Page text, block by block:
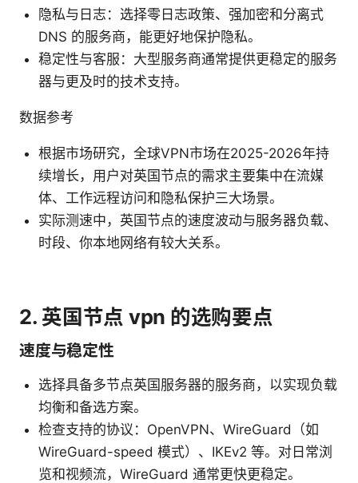
隐私与日志：选择零日志政策、强加密和分离式
DNS 的服务商，能更好地保护隐私。
稳定性与客服：大型服务商通常提供更稳定的服务
器与更及时的技术支持。
数据参考
根据市场研究，全球VPN市场在2025-2026年持
续增长，用户对英国节点的需求主要集中在流媒
体、工作远程访问和隐私保护三大场景。
实际测速中，英国节点的速度波动与服务器负载、
时段、你本地网络有较大关系。
2. 英国节点 vpn 的选购要点
速度与稳定性
选择具备多节点英国服务器的服务商，以实现负载
均衡和备选方案。
检查支持的协议：OpenVPN、WireGuard（如
WireGuard-speed 模式）、IKEv2 等。对日常浏
览和视频流，WireGuard 通常更快更稳定。